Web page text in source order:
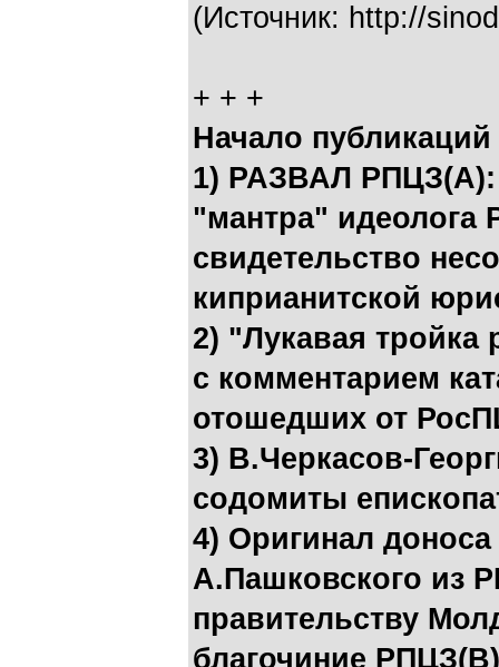
(Источник: http://
+ + +
Начало
1) РАЗВАЛ РПЦЗ(А):
"мантра" идеолога
свидетельство
киприанитской
2) "Лукавая
с комментарием
отошедших от
3) В.Черкасов-
содомиты
4) Оригинал
А.Пашковского из
правительству
благочиние РПЦЗ(В)